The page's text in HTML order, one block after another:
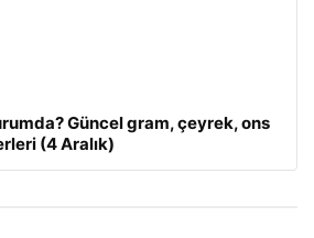
Güncel gram, çeyrek, ons
(4 Aralık)